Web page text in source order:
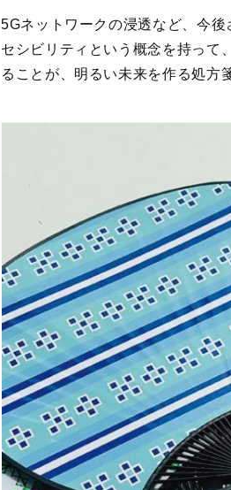
5Gネットワークの浸透など、今
セシビリティという概念を持って
ることが、明るい未来を作る処方